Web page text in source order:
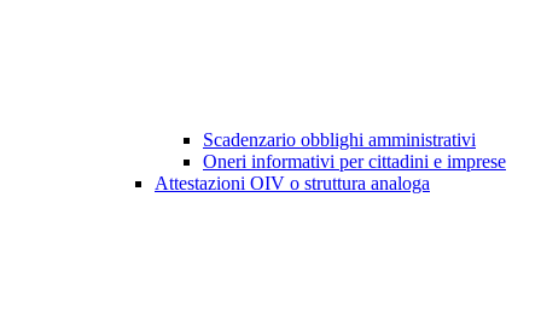
Scadenzario obblighi amministrativi
Oneri informativi per cittadini e imprese
Attestazioni OIV o struttura analoga